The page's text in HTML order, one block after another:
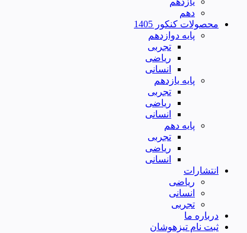
دهم
محصولات کنکور 1405
پایه دوازدهم
تجربی
ریاضی
انسانی
پایه یازدهم
تجربی
ریاضی
انسانی
پایه دهم
تجربی
ریاضی
انسانی
انتشارات
ریاضی
انسانی
تجربی
درباره ما
ثبت نام تیزهوشان